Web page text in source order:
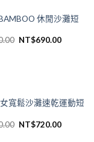
休閒沙灘短
NT$690.00
寬鬆沙灘速乾運動短
NT$720.00